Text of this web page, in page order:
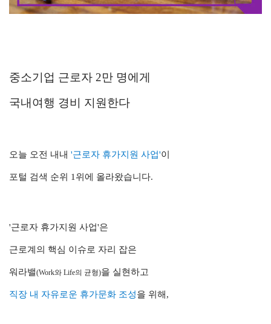
중소기업 근로자 2만 명에게
국내여행 경비 지원한다
오늘 오전 내내 '근로자 휴가지원 사업'이
포털 검색 순위 1위에 올라왔습니다.
'근로자 휴가지원 사업'은
근로계의 핵심 이슈로 자리 잡은
워라밸(Work와 Life의 균형)을 실현하고
직장 내 자유로운 휴가문화 조성을 위해,